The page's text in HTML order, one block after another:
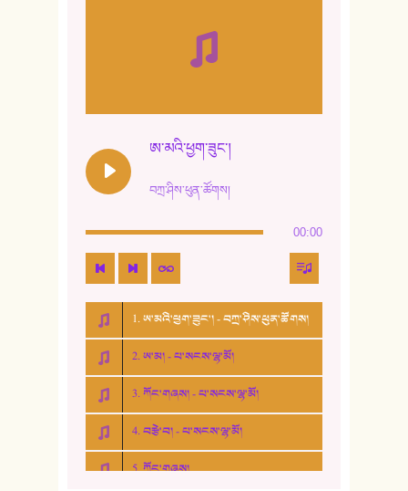
ཨ་མའི་ཕྱག་ཟུང་།
བཀྲ་ཤིས་ཕུན་ཚོགས།
00:00
1. ཨ་མའི་ཕྱག་ཟུང་། - བཀྲ་ཤིས་ཕུན་ཚོགས།
2. ཨ་མ། - པ་སངས་ལྷ་མོ།
3. ཀོང་གཞས། - པ་སངས་ལྷ་མོ།
4. བརྩེ་བ། - པ་སངས་ལྷ་མོ།
5. ཀོང་གཞས།